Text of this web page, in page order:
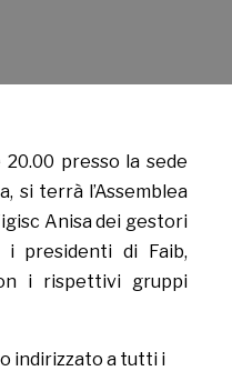
presso la sede
si terrà l’Assemblea
Anisa dei gestori
i presidenti di Faib,
i rispettivi gruppi
indirizzato a tutti i